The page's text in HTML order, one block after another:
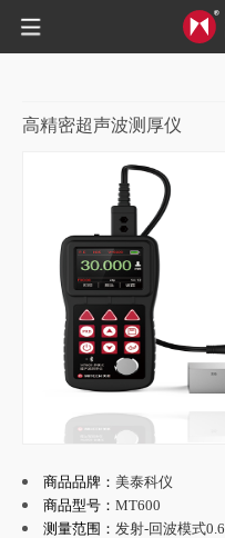
高精密超声波测厚仪
商品品牌： 美泰科仪
商品型号： MT600
测量范围：